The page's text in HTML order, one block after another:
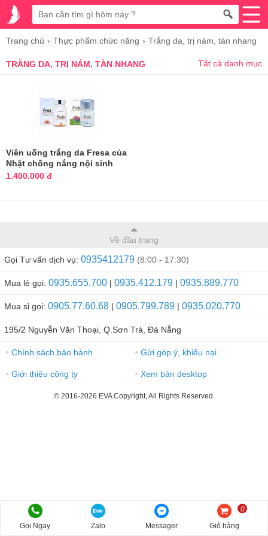
Trang chủ Thực phẩm chức năng Trắng da, trị nám, tàn nhang
TRẮNG DA, TRỊ NÁM, TÀN NHANG Tất cả danh mục
Viên uống trắng da Fresa của
Nhật chống nắng nội sinh
1.400.000 đ
Về đầu trang
Gọi Tư vấn dịch vụ: 0935412179 (8:00 - 17:30)
Mua lẻ gọi: 0935.655.700 | 0935.412.179 | 0935.889.770
Mua sỉ gọi: 0905.77.60.68 | 0905.799.789 | 0935.020.770
195/2 Nguyễn Văn Thoại, Q.Sơn Trà, Đà Nẵng
● Chính sách bảo hành ● Gửi góp ý, khiếu nại
● Giới thiệu công ty ● Xem bản desktop
© 2016-2026 EVA Copyright, All Rights Reserved.
Gọi Ngay Zalo Messager Giỏ hàng
0